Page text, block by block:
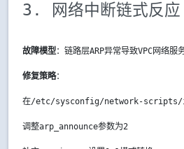
3. 网络中断链式反应
故障模型：链路层ARP异常导致VPC网络服
修复策略：
在/etc/sysconfig/network-scripts/
调整arp_announce参数为2